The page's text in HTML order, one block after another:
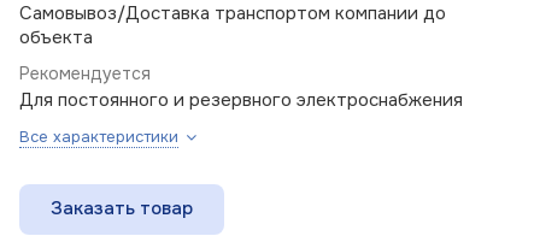
Самовывоз/Доставка транспортом компании до
объекта
Рекомендуется
Для постоянного и резервного электроснабжения
Все характеристики
Заказать товар